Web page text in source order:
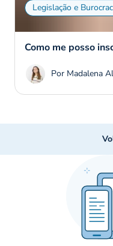
Legislação e
Como me posso
Por Madalena